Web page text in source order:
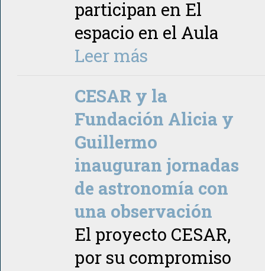
participan en El
espacio en el Aula
Leer más
CESAR y la
Fundación Alicia y
Guillermo
inauguran jornadas
de astronomía con
una observación
El proyecto CESAR,
por su compromiso